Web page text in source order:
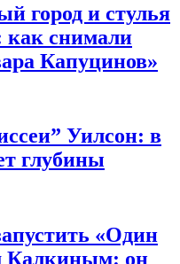
город и стулья
как снимали
Капуцинов»
Уилсон: в
глубины
«Один
Калкиным: он